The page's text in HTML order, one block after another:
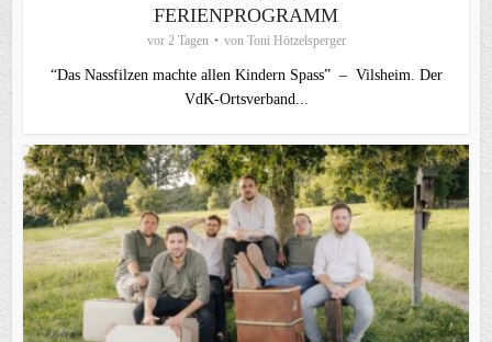
FERIENPROGRAMM
vor 2 Tagen von Toni Hötzelsperger
“Das Nassfilzen machte allen Kindern Spass” – Vilsheim. Der
VdK-Ortsverband...